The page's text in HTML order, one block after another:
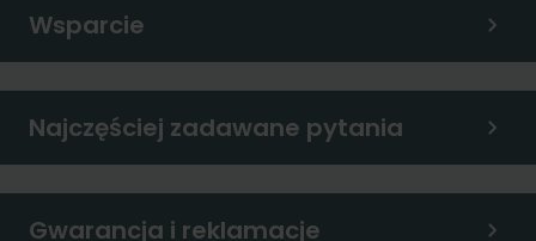
Wsparcie
Najczęściej zadawane pytania
Gwarancja i reklamacje